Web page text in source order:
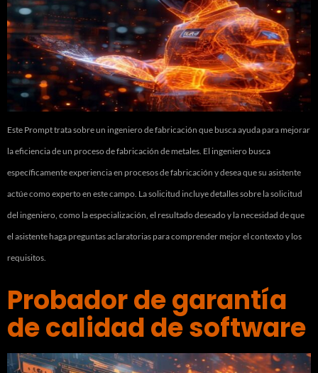
Este Prompt trata sobre un ingeniero de fabricación que busca ayuda para mejorar
la eficiencia de un proceso de fabricación de metales. El ingeniero busca
específicamente experiencia en procesos de fabricación y desea que su asistente
actúe como experto en este campo. La solicitud incluye detalles sobre la solicitud
del ingeniero, como la especialización, el resultado deseado y la necesidad de que
el asistente haga preguntas aclaratorias para comprender mejor el contexto y los
requisitos.
Probador de garantía
de calidad de software